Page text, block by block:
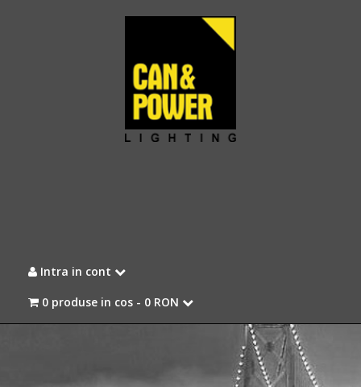
Intra in cont
0 produse in cos - 0 RON